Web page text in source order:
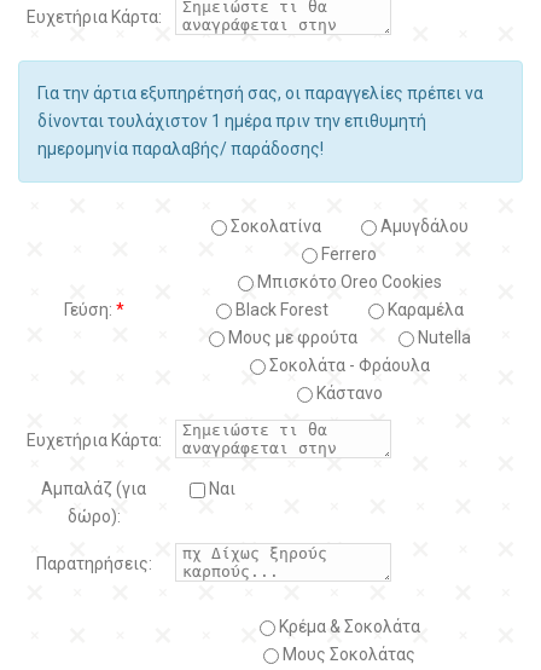
Ευχετήρια Κάρτα:
Για την άρτια εξυπηρέτησή σας, οι παραγγελίες πρέπει να
δίνονται τουλάχιστον 1 ημέρα πριν την επιθυμητή
ημερομηνία παραλαβής/ παράδοσης!
Γεύση: *
Σοκολατίνα
Αμυγδάλου
Ferrero
Μπισκότο Oreo Cookies
Black Forest
Kαραμέλα
Μους με φρούτα
Nutella
Σοκολάτα - Φράουλα
Κάστανο
Ευχετήρια Κάρτα:
Αμπαλάζ (για
δώρο):
Ναι
Παρατηρήσεις:
Κρέμα & Σοκολάτα
Μους Σοκολάτας